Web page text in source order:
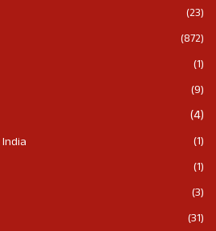
(23)
(872)
(1)
(9)
(4)
(1)
(1)
(3)
(31)